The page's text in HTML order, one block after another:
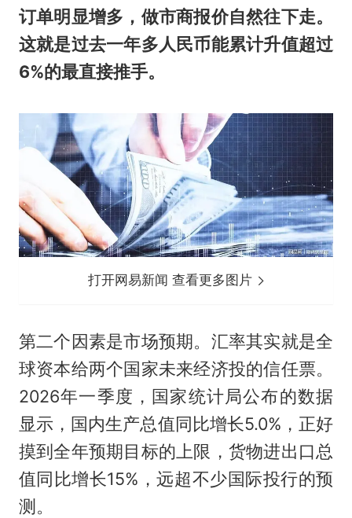
订单明显增多，做市商报价自然往下走。
这就是过去一年多人民币能累计升值超过
6%的最直接推手。
打开网易新闻 查看更多图片
第二个因素是市场预期。汇率其实就是全
球资本给两个国家未来经济投的信任票。
2026年一季度，国家统计局公布的数据
显示，国内生产总值同比增长5.0%，正好
摸到全年预期目标的上限，货物进出口总
值同比增长15%，远超不少国际投行的预
测。